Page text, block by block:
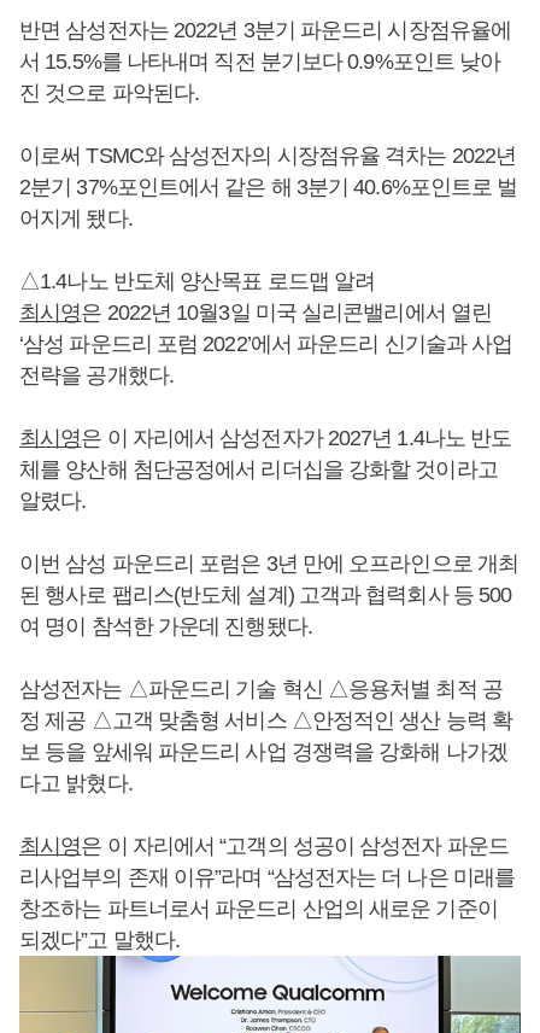
반면 삼성전자는 2022년 3분기 파운드리 시장점유율에
서 15.5%를 나타내며 직전 분기보다 0.9%포인트 낮아
진 것으로 파악된다.
이로써 TSMC와 삼성전자의 시장점유율 격차는 2022년
2분기 37%포인트에서 같은 해 3분기 40.6%포인트로 벌
어지게 됐다.
△1.4나노 반도체 양산목표 로드맵 알려
최시영은 2022년 10월3일 미국 실리콘밸리에서 열린
‘삼성 파운드리 포럼 2022’에서 파운드리 신기술과 사업
전략을 공개했다.
최시영은 이 자리에서 삼성전자가 2027년 1.4나노 반도
체를 양산해 첨단공정에서 리더십을 강화할 것이라고
알렸다.
이번 삼성 파운드리 포럼은 3년 만에 오프라인으로 개최
된 행사로 팹리스(반도체 설계) 고객과 협력회사 등 500
여 명이 참석한 가운데 진행됐다.
삼성전자는 △파운드리 기술 혁신 △응용처별 최적 공
정 제공 △고객 맞춤형 서비스 △안정적인 생산 능력 확
보 등을 앞세워 파운드리 사업 경쟁력을 강화해 나가겠
다고 밝혔다.
최시영은 이 자리에서 “고객의 성공이 삼성전자 파운드
리사업부의 존재 이유”라며 “삼성전자는 더 나은 미래를
창조하는 파트너로서 파운드리 산업의 새로운 기준이
되겠다”고 말했다.